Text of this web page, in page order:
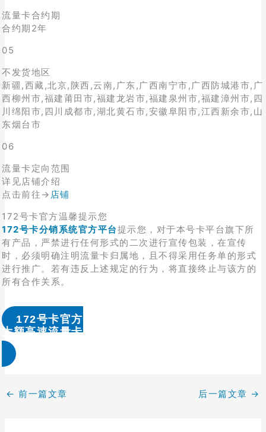
流量卡合约期
合约期2年
05
不发货地区
新疆,西藏,北京,陕西,云南,广东,广西南宁市,广西防城港市,广
西柳州市,福建莆田市,福建龙岩市,福建泉州市,福建漳州市,四
川绵阳市,四川成都市,湖北黄石市,安徽阜阳市,江西新余市,山
东烟台市
06
流量卡定向范围
详见店铺介绍
点击前往→ 店铺
172号卡官方温馨提示您
172号卡分销系统官方平台提示您，对于本号卡平台旗下所
有产品，严禁进行任何形式的二次进行宣传包装，在宣传
时，必须明确注明流量卡归属地，且不得采用任务单的形式
进行推广。若有违反上述规定的行为，将直接终止与该方的
所有合作关系。
172号卡官方
大额高速流量卡办理 & 流量卡代理加盟
← 前一篇文章 后一篇文章 →